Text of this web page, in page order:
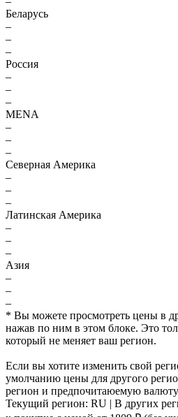
Беларусь
–
–
–
Россия
–
–
–
MENA
–
–
–
Северная Америка
–
–
–
Латинская Америка
–
–
–
Азия
–
–
–
* Вы можете просмотреть цены в
нажав по ним в этом блоке. Это
который не меняет ваш регион.
Если вы хотите изменить свой
умолчанию цены для другого
регион и предпочитаюемую валюту
Текущий регион: RU | В других